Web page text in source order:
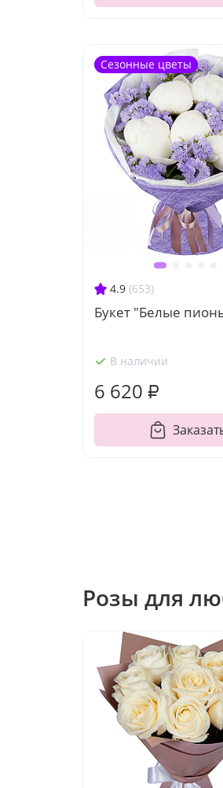
4.9 (653)
Букет "Белые
В наличии
6 620 ₽
Сезонные цветы
Розы для